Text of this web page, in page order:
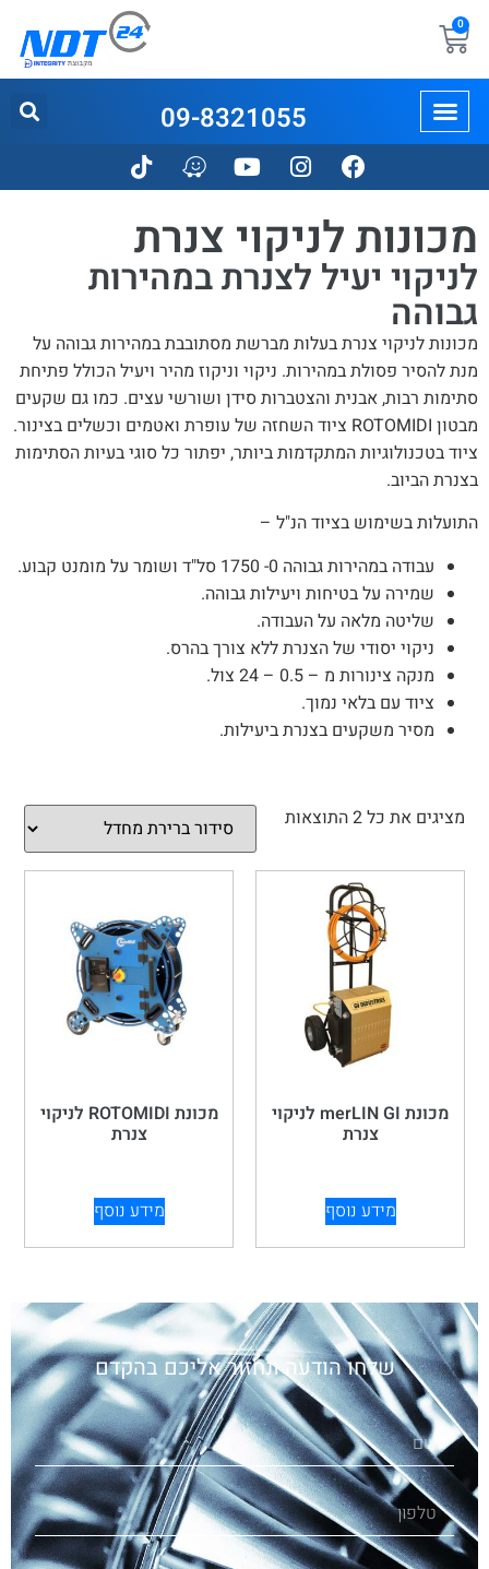
0
09-8321055
מכונות לניקוי צנרת
לניקוי יעיל לצנרת במהירות
גבוהה
מכונות לניקוי צנרת בעלות מברשת מסתובבת במהירות גבוהה על
מנת להסיר פסולת במהירות. ניקוי וניקוז מהיר ויעיל הכולל פתיחת
סתימות רבות, אבנית והצטברות סידן ושורשי עצים. כמו גם שקעים
מבטון ROTOMIDI ציוד השחזה של עופרת ואטמים וכשלים בצינור.
ציוד בטכנולוגיות המתקדמות ביותר, יפתור כל סוגי בעיות הסתימות
בצנרת הביוב.
התועלות בשימוש בציוד הנ"ל –
עבודה במהירות גבוהה 0- 1750 סל"ד ושומר על מומנט קבוע.
שמירה על בטיחות ויעילות גבוהה.
שליטה מלאה על העבודה.
ניקוי יסודי של הצנרת ללא צורך בהרס.
מנקה צינורות מ – 0.5 – 24 צול.
ציוד עם בלאי נמוך.
מסיר משקעים בצנרת ביעילות.
מציגים את כל ⁦2⁩ התוצאות
מכונת merLIN GI לניקוי
צנרת
מידע נוסף
מכונת ROTOMIDI לניקוי
צנרת
מידע נוסף
שלחו הודעה ונחזור אליכם בהקדם